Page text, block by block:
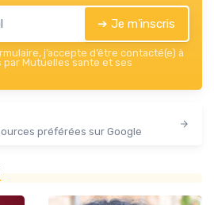
➔ Je m'inscris
j’accepte d’être contacté(e) à
par Mutuelles sante et ses
préférées sur Google